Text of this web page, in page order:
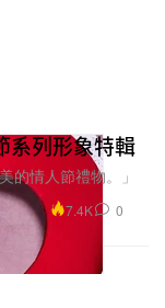
系列形象特輯
的情人節禮物。」
7.4K 0